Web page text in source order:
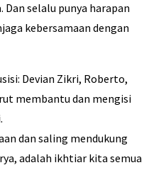
selalu punya harapan
kebersamaan dengan
Devian Zikri, Roberto,
membantu dan mengisi
dan saling mendukung
adalah ikhtiar kita semua